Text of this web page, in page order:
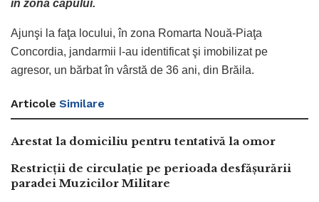
în zona capului.
Ajunşi la faţa locului, în zona Romarta Nouă-Piaţa
Concordia, jandarmii l-au identificat şi imobilizat pe
agresor, un bărbat în vârstă de 36 ani, din Brăila.
Articole Similare
Arestat la domiciliu pentru tentativă la omor
Restricții de circulație pe perioada desfășurării
paradei Muzicilor Militare